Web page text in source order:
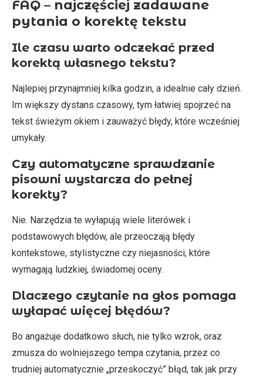
FAQ – najczęściej zadawane
pytania o korektę tekstu
Ile czasu warto odczekać przed
korektą własnego tekstu?
Najlepiej przynajmniej kilka godzin, a idealnie cały dzień.
Im większy dystans czasowy, tym łatwiej spojrzeć na
tekst świeżym okiem i zauważyć błędy, które wcześniej
umykały.
Czy automatyczne sprawdzanie
pisowni wystarcza do pełnej
korekty?
Nie. Narzędzia te wyłapują wiele literówek i
podstawowych błędów, ale przeoczają błędy
kontekstowe, stylistyczne czy niejasności, które
wymagają ludzkiej, świadomej oceny.
Dlaczego czytanie na głos pomaga
wyłapać więcej błędów?
Bo angażuje dodatkowo słuch, nie tylko wzrok, oraz
zmusza do wolniejszego tempa czytania, przez co
trudniej automatycznie „przeskoczyć” błąd, tak jak przy